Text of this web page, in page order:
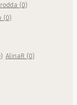
(0)
(0)
) AlinaR (0)